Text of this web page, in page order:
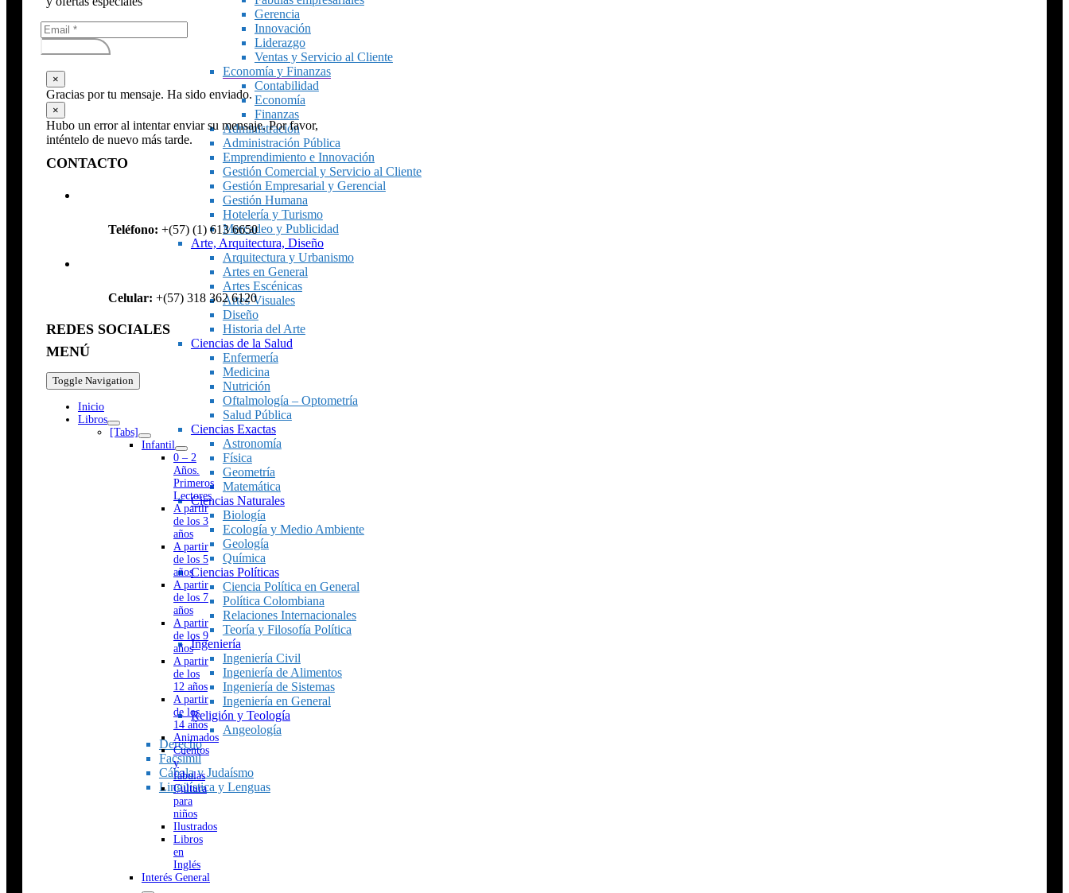
Gerencia
Innovación
Liderazgo
Ventas y Servicio al Cliente
Economía y Finanzas
Contabilidad
Economía
Finanzas
Administración
Administración Pública
Emprendimiento e Innovación
Gestión Comercial y Servicio al Cliente
Gestión Empresarial y Gerencial
Gestión Humana
Hotelería y Turismo
Mercadeo y Publicidad
Arte, Arquitectura, Diseño
Arquitectura y Urbanismo
Artes en General
Artes Escénicas
Artes Visuales
Diseño
Historia del Arte
Ciencias de la Salud
Enfermería
Medicina
Nutrición
Oftalmología – Optometría
Salud Pública
Ciencias Exactas
Astronomía
Física
Geometría
Matemática
Ciencias Naturales
Biología
Ecología y Medio Ambiente
Geología
Química
Ciencias Políticas
Ciencia Política en General
Política Colombiana
Relaciones Internacionales
Teoría y Filosofía Política
Ingeniería
Ingeniería Civil
Ingeniería de Alimentos
Ingeniería de Sistemas
Ingeniería en General
Religión y Teología
Angeología
Derecho
Facsímil
Cábala y Judaísmo
Lingüística y Lenguas
Subscribirse
×
Gracias por tu mensaje. Ha sido enviado.
×
Hubo un error al intentar enviar su mensaje. Por favor,
inténtelo de nuevo más tarde.
CONTACTO
Teléfono: +(57) (1) 613 6650
Celular: +(57) 318 362 6120
REDES SOCIALES
MENÚ
Toggle Navigation
Inicio
Libros
[Tabs]
Infantil
0 – 2
Años.
Primeros
Lectores
A partir
de los 3
años
A partir
de los 5
años
A partir
de los 7
años
A partir
de los 9
años
A partir
de los
12 años
A partir
de los
14 años
Animados
Cuentos
y
fábulas
Cultura
para
niños
Ilustrados
Libros
en
Inglés
Interés General